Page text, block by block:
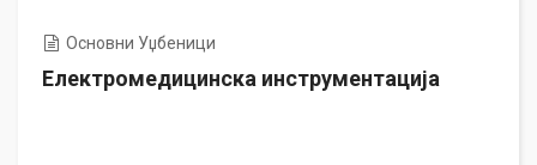
Основни Уџбеници
Електромедицинска инструментација